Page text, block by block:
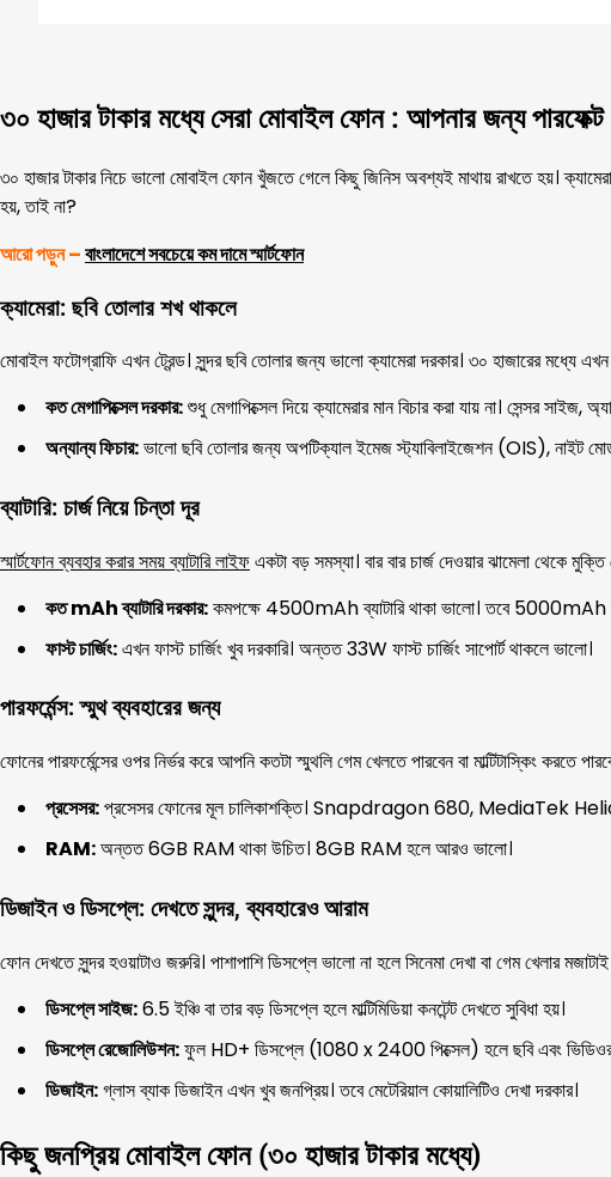
৩০ হাজার টাকার মধ্যে সেরা মোবাইল ফোন : আপনার জন্য
৩০ হাজার টাকার নিচে ভালো মোবাইল ফোন খুঁজতে গেলে কিছু জিনিস অবশ্যই মাথায় রাখতে হয়।
হয়, তাই না?
আরো পড়ুন –বাংলাদেশে সবচেয়ে কম দামে স্মার্টফোন
ক্যামেরা: ছবি তোলার শখ থাকলে
মোবাইল ফটোগ্রাফি এখন ট্রেন্ড। সুন্দর ছবি তোলার জন্য ভালো ক্যামেরা দরকার। ৩০ হাজারের মধ্যে
কত মেগাপিক্সেল দরকার:শুধু মেগাপিক্সেল দিয়ে ক্যামেরার মান বিচার করা যায় না। সেন্সর
অন্যান্য ফিচার:ভালো ছবি তোলার জন্য অপটিক্যাল ইমেজ স্ট্যাবিলাইজেশন (OIS), নাইট
ব্যাটারি: চার্জ নিয়ে চিন্তা দূর
স্মার্টফোন ব্যবহার করার সময় ব্যাটারি লাইফএকটা বড় সমস্যা। বার বার চার্জ দেওয়ার ঝামেলা থেকে
কত mAh ব্যাটারি দরকার:কমপক্ষে 4500mAh ব্যাটারি থাকা ভালো। তবে 5000mAh
ফাস্ট চার্জিং:এখন ফাস্ট চার্জিং খুব দরকারি। অন্তত 33W ফাস্ট চার্জিং সাপোর্ট থাকলে ভালো।
পারফর্মেন্স: স্মুথ ব্যবহারের জন্য
ফোনের পারফর্মেন্সের ওপর নির্ভর করে আপনি কতটা স্মুথলি গেম খেলতে পারবেন বা মাল্টিটাস্কিং করতে
প্রসেসর:প্রসেসর ফোনের মূল চালিকাশক্তি। Snapdragon 680, MediaTek Helio
RAM:অন্তত 6GB RAM থাকা উচিত। 8GB RAM হলে আরও ভালো।
ডিজাইন ও ডিসপ্লে: দেখতে সুন্দর, ব্যবহারেও আরাম
ফোন দেখতে সুন্দর হওয়াটাও জরুরি। পাশাপাশি ডিসপ্লে ভালো না হলে সিনেমা দেখা বা গেম খেলার মজাটাই
ডিসপ্লে সাইজ:6.5 ইঞ্চি বা তার বড় ডিসপ্লে হলে মাল্টিমিডিয়া কনটেন্ট দেখতে সুবিধা হয়।
ডিসপ্লে রেজোলিউশন:ফুল HD+ ডিসপ্লে (1080 x 2400 পিক্সেল) হলে ছবি এবং ভিডিওর
ডিজাইন:গ্লাস ব্যাক ডিজাইন এখন খুব জনপ্রিয়। তবে মেটেরিয়াল কোয়ালিটিও দেখা দরকার।
কিছু জনপ্রিয় মোবাইল ফোন (৩০ হাজার টাকার মধ্যে)